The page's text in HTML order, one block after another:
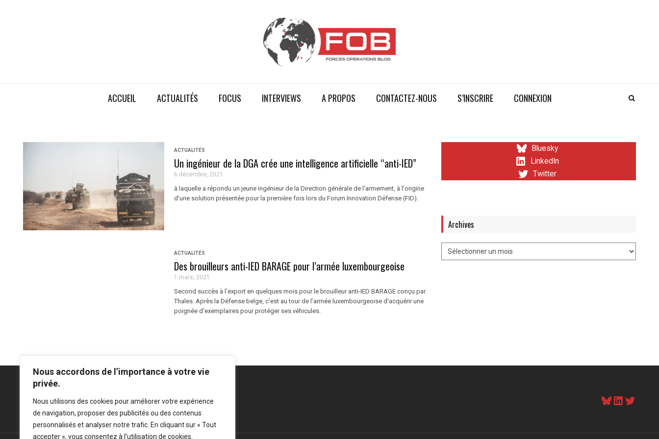
Nous accordons de l’importance à votre vie
privée.
Nous utilisons des cookies pour améliorer votre expérience
de navigation, proposer des publicités ou des contenus
personnalisés et analyser notre trafic. En cliquant sur « Tout
accepter », vous consentez à l’utilisation de cookies.
ACCUEIL ACTUALITÉS FOCUS INTERVIEWS A PROPOS CONTACTEZ-NOUS S’INSCRIRE CONNEXION
ACTUALITÉS
Un ingénieur de la DGA crée une intelligence artificielle “anti-IED”
6 décembre, 2021
à laquelle a répondu un jeune ingénieur de la Direction générale de l'armement, à l'origine
d'une solution présentée pour la première fois lors du Forum Innovation Défense (FID).
ACTUALITÉS
Des brouilleurs anti-IED BARAGE pour l’armée luxembourgeoise
1 mars, 2021
Second succès à l’export en quelques mois pour le brouilleur anti-IED BARAGE conçu par
Thales. Après la Défense belge, c'est au tour de l’armée luxembourgeoise d'acquérir une
poignée d'exemplaires pour protéger ses véhicules.
Bluesky
LinkedIn
Twitter
Archives
Mentions légales -Politique de confidentialité
Bluesky